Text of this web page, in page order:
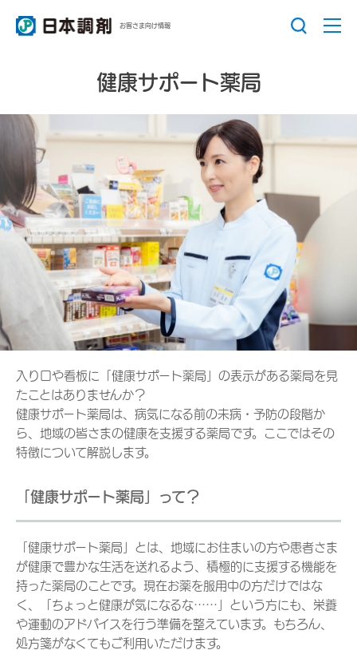
お客さま向け情報
健康サポート薬局
入り口や看板に「健康サポート薬局」の表示がある薬局を見
たことはありませんか？
健康サポート薬局は、病気になる前の未病・予防の段階か
ら、地域の皆さまの健康を支援する薬局です。ここではその
特徴について解説します。
「健康サポート薬局」って？
「健康サポート薬局」とは、地域にお住まいの方や患者さま
が健康で豊かな生活を送れるよう、積極的に支援する機能を
持った薬局のことです。現在お薬を服用中の方だけではな
く、「ちょっと健康が気になるな……」という方にも、栄養
や運動のアドバイスを行う準備を整えています。もちろん、
処方箋がなくてもご利用いただけます。